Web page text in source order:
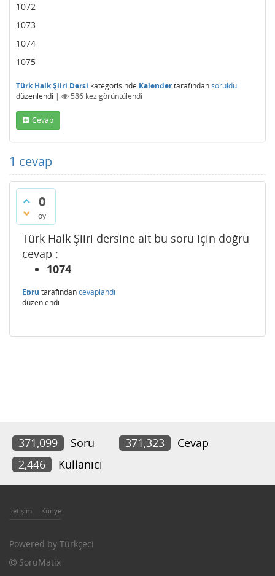
1072
1073
1074
1075
Türk Halk Şiiri Dersi kategorisinde Kalendertarafındansoruldu
düzenlendi | 586 kez görüntülendi
Cevap
1 cevap
0
oy
Türk Halk Şiiri dersine ait bu soru için doğru
cevap :
1074
Ebru tarafındancevaplandı
düzenlendi
371,099 Soru 371,323
Cevap
2,446
Kullanıcı
İletişim Künye
Powered by Türkçeci
SoruMatix